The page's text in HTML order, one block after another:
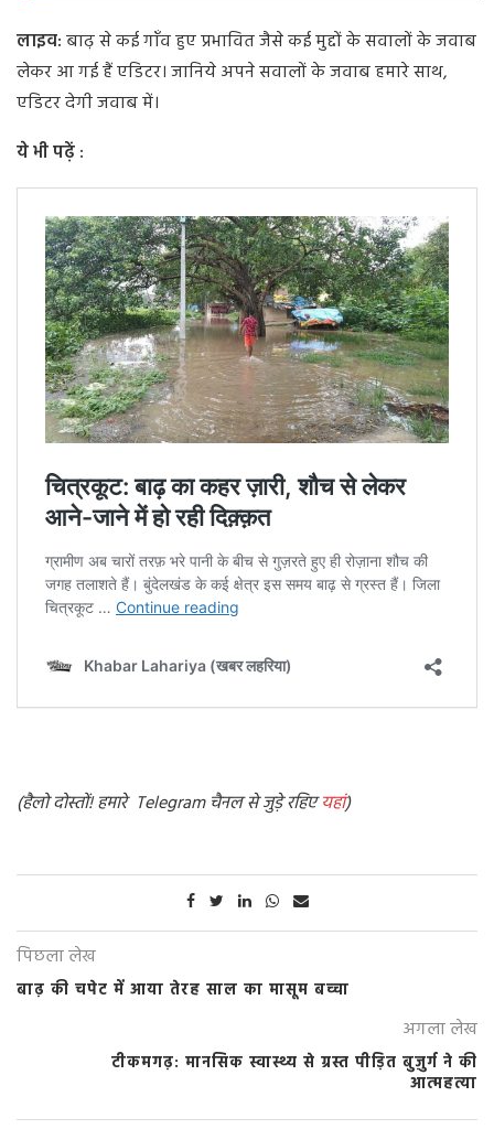
लाइव:बाढ़ से कई गाँव हुए प्रभावित जैसे कई मुद्दों के सवालों के जवाब
लेकर आ गई हैं एडिटर। जानिये अपने सवालों के जवाब हमारे साथ,
एडिटर देगी जवाब में।
ये भी पढ़ें :
(हैलो दोस्तों! हमारे Telegram चैनल से जुड़े रहिएयहां)
पिछला लेख
बाढ़ की चपेट में आया तेरह साल का मासूम बच्चा
अगला लेख
टीकमगढ़: मानसिक स्वास्थ्य से ग्रस्त पीड़ित बुज़ुर्ग ने की
आत्महत्या